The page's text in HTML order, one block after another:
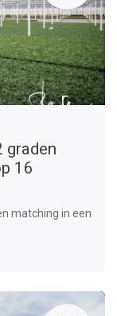
graden
16
matching in een